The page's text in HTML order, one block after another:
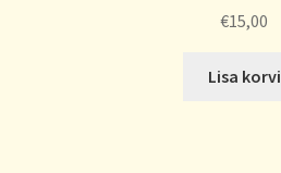
€15,00
Lisa korvi